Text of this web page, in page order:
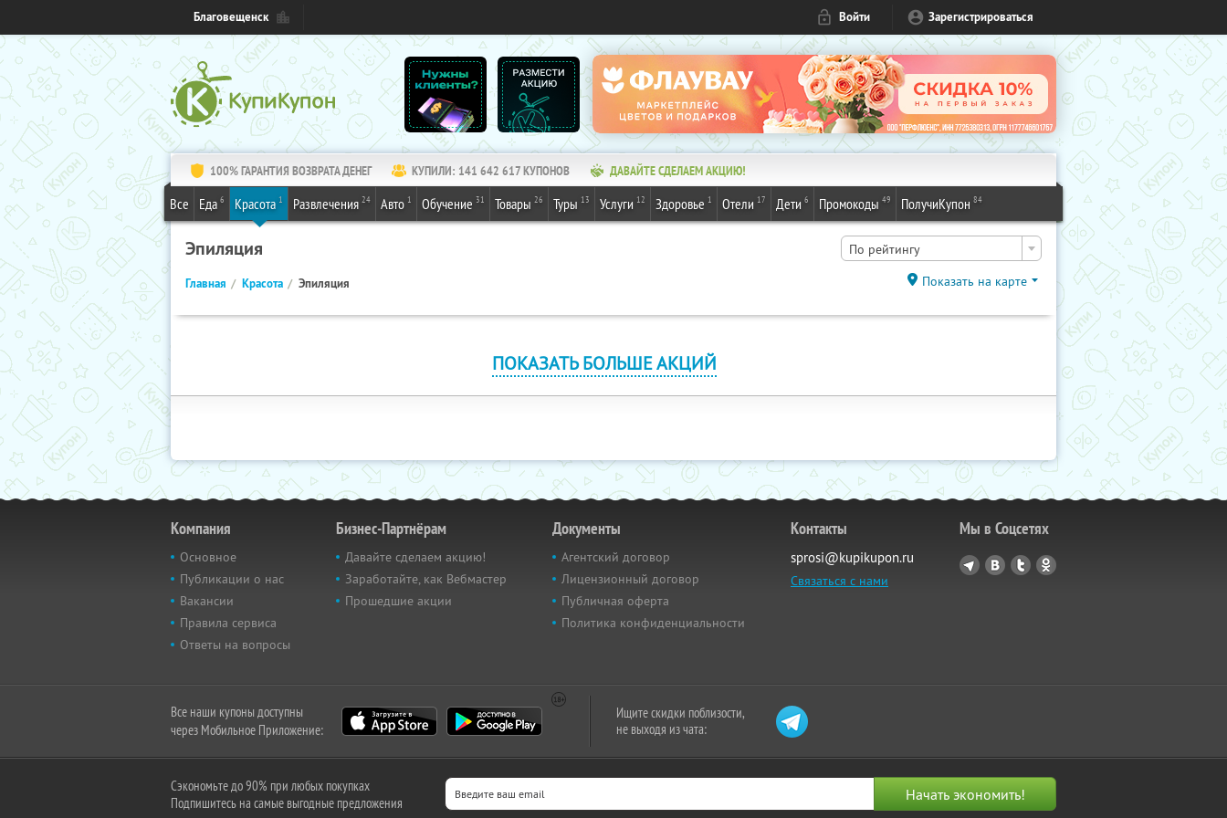
Благовещенск Войти Зарегистрироваться
100% ГАРАНТИЯ ВОЗВРАТА ДЕНЕГ КУПИЛИ: 141 642 617КУПОНОВ ДАВАЙТЕ СДЕЛАЕМ АКЦИЮ!
Все Еда 6 Красота 1 Развлечения 24 Авто 1 Обучение 31 Товары 26 Туры 13 Услуги 12 Здоровье 1 Отели 17 Дети 6 Промокоды 49 ПолучиКупон 84
Эпиляция По рейтингу
Главная Красота Эпиляция Показать на карте
ПОКАЗАТЬ БОЛЬШЕ АКЦИЙ
Компания
Основное
Публикации о нас
Вакансии
Правила сервиса
Ответы на вопросы
Бизнес-Партнёрам
Давайте сделаем акцию!
Заработайте, как Вебмастер
Прошедшие акции
Документы
Агентский договор
Лицензионный договор
Публичная оферта
Политика конфиденциальности
Контакты
sprosi@kupikupon.ru
Связаться с нами
Мы в Соцсетях
Все наши купоны доступны
через Мобильное Приложение:
Ищите скидки поблизости,
не выходя из чата:
Сэкономьте до 90% при любых покупках
Подпишитесь на самые выгодные предложения